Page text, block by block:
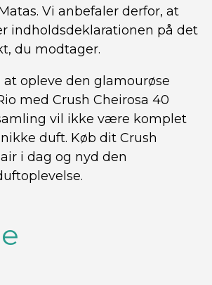
Vi anbefaler derfor, at
indholdsdeklarationen på det
du modtager.
opleve den glamourøse
med Crush Cheirosa 40
vil ikke være komplet
duft. Køb dit Crush
i dag og nyd den